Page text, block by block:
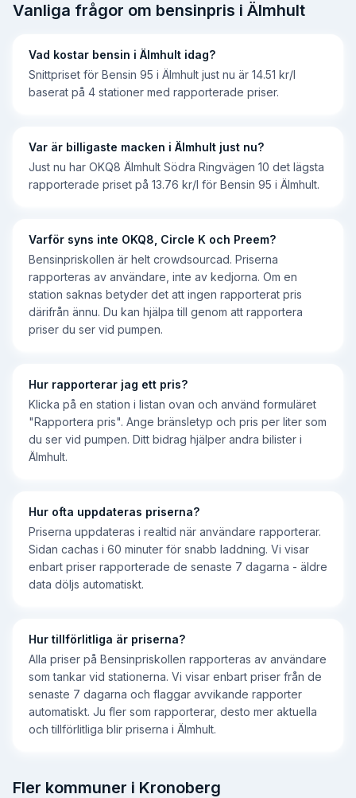
Vanliga frågor om bensinpris i Älmhult
Vad kostar bensin i Älmhult idag?
Snittpriset för Bensin 95 i Älmhult just nu är 14.51 kr/l
baserat på 4 stationer med rapporterade priser.
Var är billigaste macken i Älmhult just nu?
Just nu har OKQ8 Älmhult Södra Ringvägen 10 det lägsta
rapporterade priset på 13.76 kr/l för Bensin 95 i Älmhult.
Varför syns inte OKQ8, Circle K och Preem?
Bensinpriskollen är helt crowdsourcad. Priserna
rapporteras av användare, inte av kedjorna. Om en
station saknas betyder det att ingen rapporterat pris
därifrån ännu. Du kan hjälpa till genom att rapportera
priser du ser vid pumpen.
Hur rapporterar jag ett pris?
Klicka på en station i listan ovan och använd formuläret
"Rapportera pris". Ange bränsletyp och pris per liter som
du ser vid pumpen. Ditt bidrag hjälper andra bilister i
Älmhult.
Hur ofta uppdateras priserna?
Priserna uppdateras i realtid när användare rapporterar.
Sidan cachas i 60 minuter för snabb laddning. Vi visar
enbart priser rapporterade de senaste 7 dagarna - äldre
data döljs automatiskt.
Hur tillförlitliga är priserna?
Alla priser på Bensinpriskollen rapporteras av användare
som tankar vid stationerna. Vi visar enbart priser från de
senaste 7 dagarna och flaggar avvikande rapporter
automatiskt. Ju fler som rapporterar, desto mer aktuella
och tillförlitliga blir priserna i Älmhult.
Fler kommuner i Kronoberg